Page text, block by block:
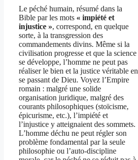
Le péché humain, résumé dans la
Bible par les mots « impiété et
injustice », correspond, en quelque
sorte, à la transgression des
commandements divins. Même si la
civilisation progresse et que la science
se développe, l’homme ne peut pas
réaliser le bien et la justice véritable en
se passant de Dieu. Voyez l’Empire
romain : malgré une solide
organisation juridique, malgré des
courants philosophiques (stoïcisme,
épicurisme, etc.), l’impiété et
l’injustice y atteignaient des sommets.
L’homme déchu ne peut régler son
problème fondamental par la seule
philosophie ou l’auto-discipline